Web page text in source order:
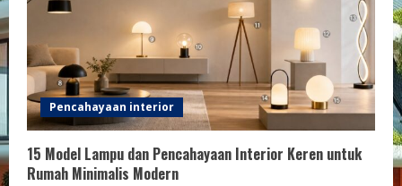
Pencahayaan interior
15 Model Lampu dan Pencahayaan Interior Keren untuk
Rumah Minimalis Modern